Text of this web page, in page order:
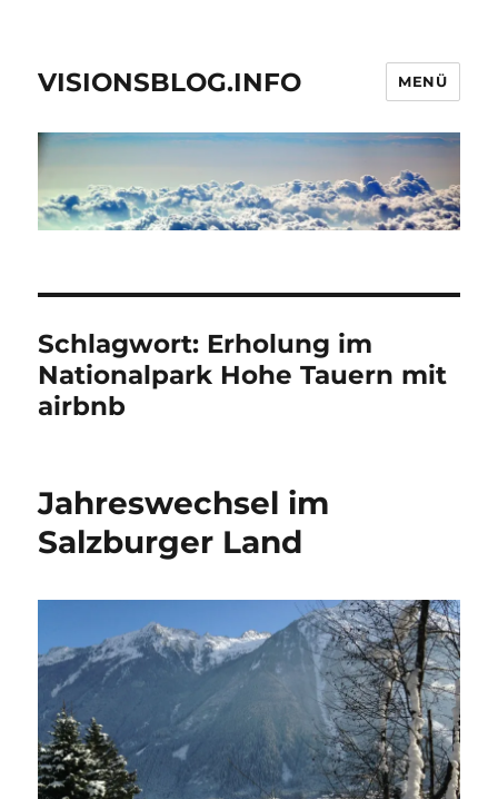
VISIONSBLOG.INFO MENÜ
Schlagwort: Erholung im
Nationalpark Hohe Tauern mit
airbnb
Jahreswechsel im
Salzburger Land